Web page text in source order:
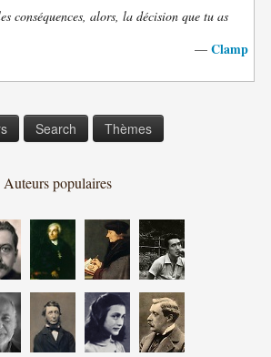
conséquences, alors, la décision que tu as
— Clamp
Search Thèmes
Auteurs populaires